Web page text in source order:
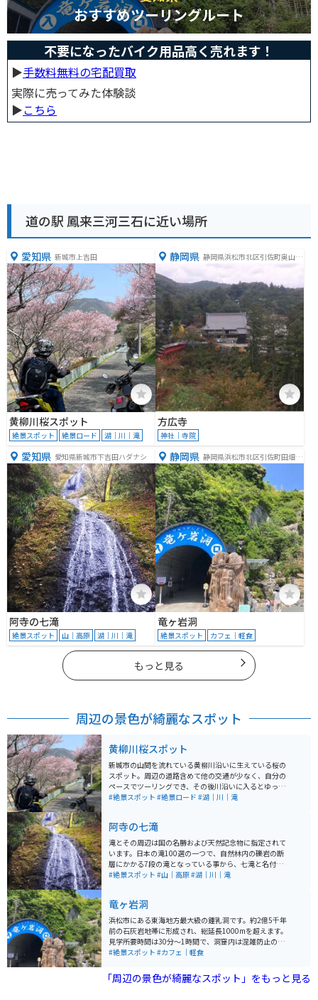
おすすめツーリングルート
不要になったバイク用品高く売れます！
▶︎手数料無料の宅配買取
実際に売ってみた体験談
▶︎こちら
道の駅 鳳来三河三石に近い場所
愛知県 新城市上吉田
黄柳川桜スポット
絶景スポット 絶景ロード 湖｜川｜滝
静岡県 静岡県浜松市北区引佐町奥山１
方広寺
神社｜寺院
愛知県 愛知県新城市下吉田ハダナシ
阿寺の七滝
絶景スポット 山｜高原 湖｜川｜滝
静岡県 静岡県浜松市北区引佐町田畑１
９３
竜ヶ岩洞
絶景スポット カフェ｜軽食
もっと見る
周辺の景色が綺麗なスポット
黄柳川桜スポット
新城市の山間を流れている黄柳川沿いに生えている桜の
スポット。周辺の道路含めて他の交通が少なく、自分の
ペースでツーリングでき、その後川沿いに入るとゆった
り鑑賞することができます。道路の両側に桜が生えてい
#絶景スポット #絶景ロード #湖｜川｜滝
阿寺の七滝
滝とその周辺は国の名勝および天然記念物に指定されて
います。日本の滝100選の一つで、自然林内の礫岩の断
層にかかる7段の滝となっている事から、七滝と名付け
られました。 この礫岩は子抱石といわれ、祀ることで子
は深さ7メートルにおよぶ甌穴があります。 陰陽師の安
倍晴明が若年期に滝で修行したという伝説があり、晴明
が使ったという井戸が現存しています。
#絶景スポット #山｜高原#湖｜川｜滝
竜ヶ岩洞
浜松市にある東海地方最大級の鍾乳洞です。約2億5千年
前の石灰岩地帯に形成され、総延長1000mを超えます。
見学所要時間は30分〜1時間で、洞窟内は混雑防止のた
め写真撮影不可の場所もありますが、基本的には撮影出
す。 冬に行くと肌寒く感じるため上着を用意しておくと
良いですが、それ以外の季節では涼しく感じます。
#絶景スポット #カフェ｜軽食
「周辺の景色が綺麗なスポット」をもっと見る